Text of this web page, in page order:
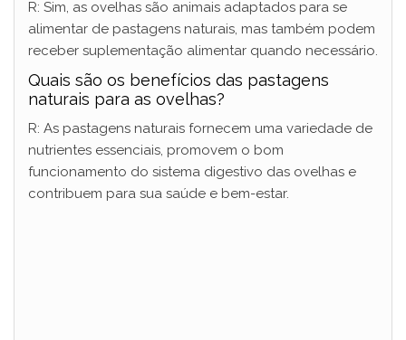
R: Sim, as ovelhas são animais adaptados para se
alimentar de pastagens naturais, mas também podem
receber suplementação alimentar quando necessário.
Quais são os benefícios das pastagens
naturais para as ovelhas?
R: As pastagens naturais fornecem uma variedade de
nutrientes essenciais, promovem o bom
funcionamento do sistema digestivo das ovelhas e
contribuem para sua saúde e bem-estar.